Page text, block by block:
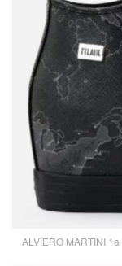
ALVIERO MARTINI